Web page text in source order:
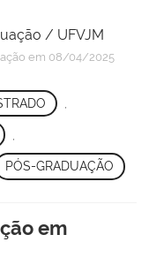
/ UFVJM
em 08/04/2025
PÓS-GRADUAÇÃO
em